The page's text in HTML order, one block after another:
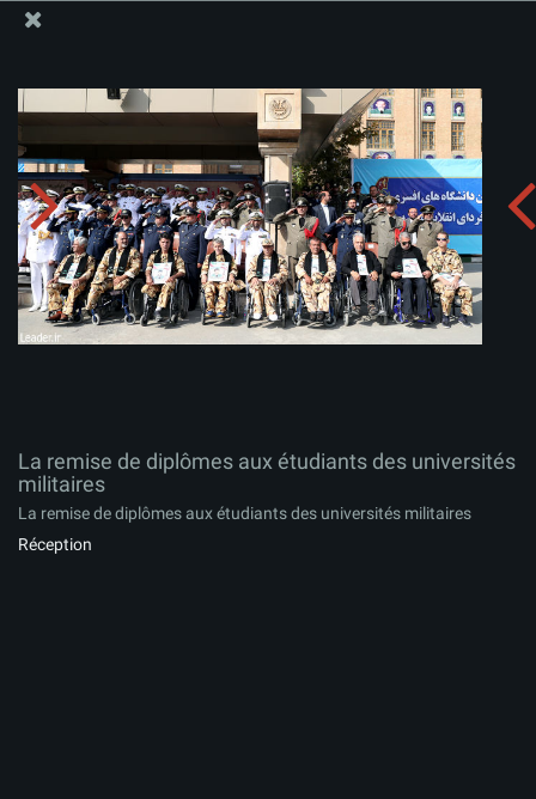
La remise de diplômes aux étudiants des universités
militaires
Télécharger l'album:
La remise de diplômes aux étudiants des universités
militaires
La remise de diplômes aux étudiants des universités militaires
Réception